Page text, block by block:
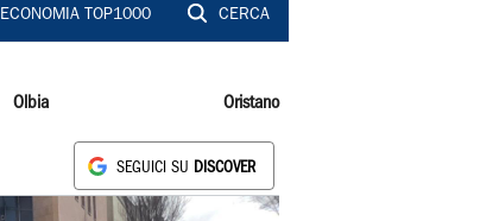
ECONOMIA TOP1000 CERCA
Olbia Oristano
SEGUICI SU DISCOVER